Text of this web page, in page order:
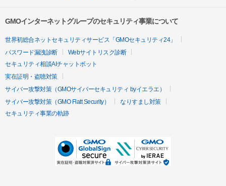
GMOインターネットグループのセキュリティ事業について
世界初総合ネットセキュリティサービス「GMOセキュリティ24」
パスワード漏洩診断
Webサイトリスク診断
セキュリティ相談AIチャットボット
実在証明・盗聴対策
サイバー攻撃対策（GMOサイバーセキュリティ byイエラエ）
サイバー攻撃対策（GMO Flatt Security）
なりすまし対策
セキュリティ事業の軌跡